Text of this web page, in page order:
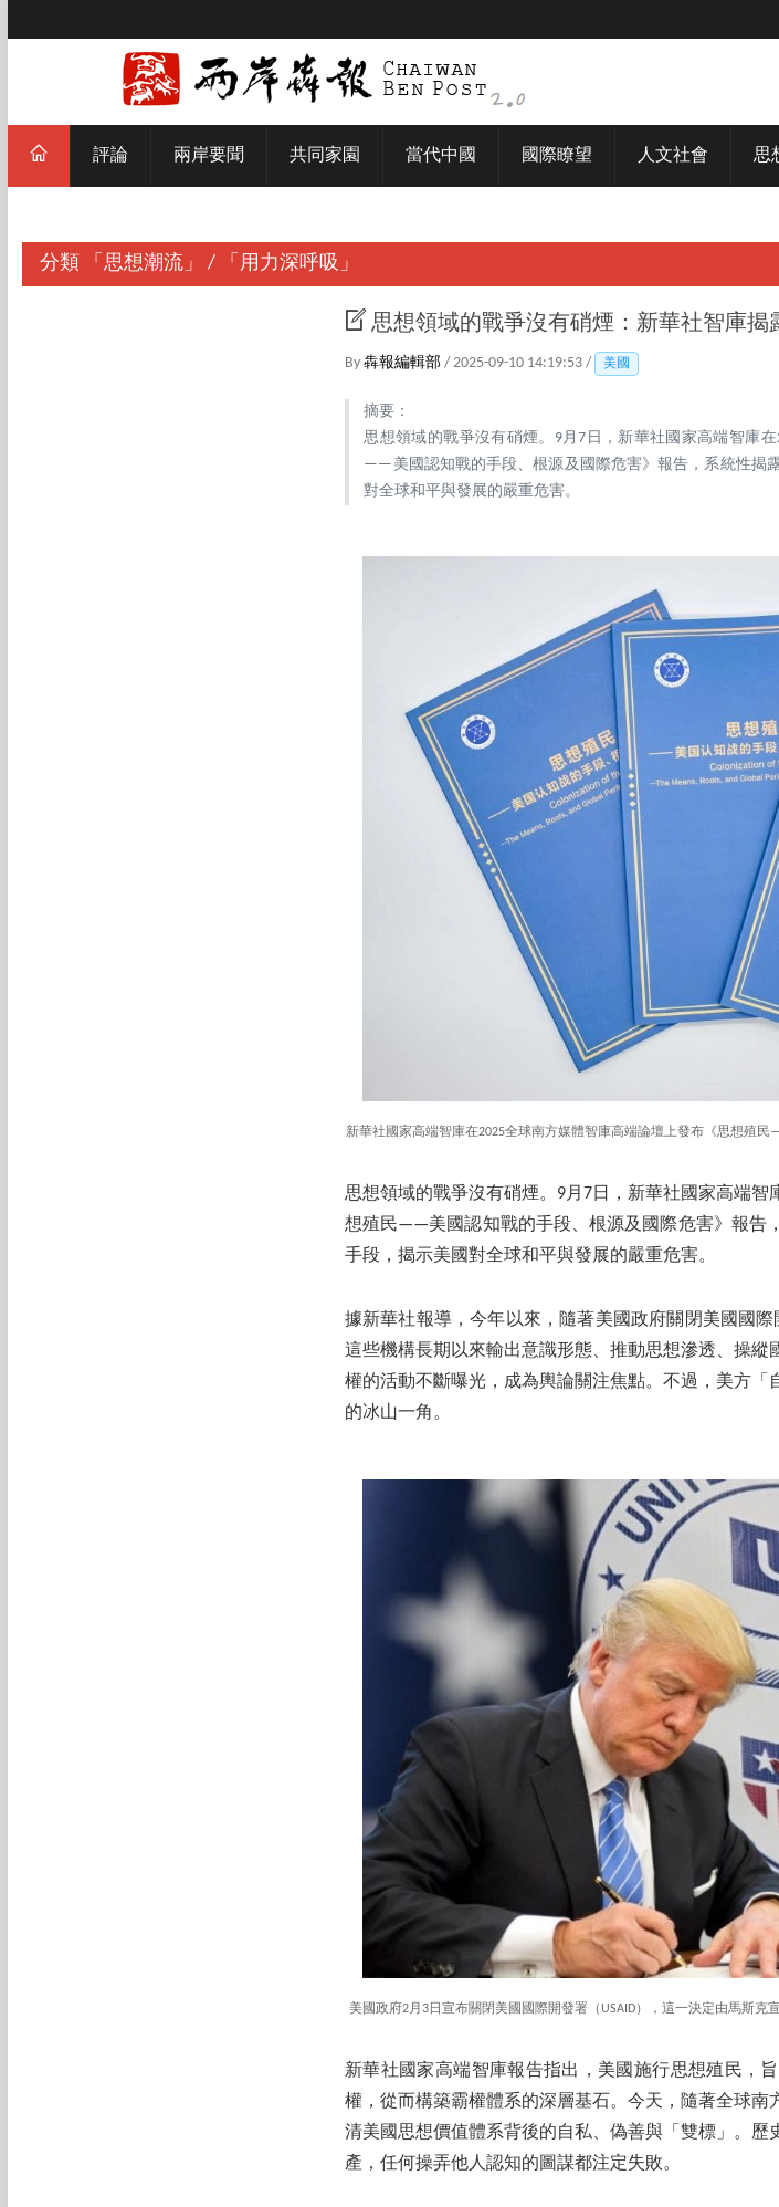
評論 兩岸要聞 共同家園 當代中國 國際瞭望 人文社會 思
分類 「思想潮流」 / 「用力深呼吸」
思想領域的戰爭沒有硝煙：新華社智庫揭
By 犇報編輯部 / 2025-09-10 14:19:53 / 美國
摘要：
思想領域的戰爭沒有硝煙。9月7日，新華社國家高端智庫
——美國認知戰的手段、根源及國際危害》報告，系統性揭
對全球和平與發展的嚴重危害。
新華社國家高端智庫在2025全球南方媒體智庫高端論壇上發布《思想殖
思想領域的戰爭沒有硝煙。9月7日，新華社國家高端
想殖民——美國認知戰的手段、根源及國際危害》報告
手段，揭示美國對全球和平與發展的嚴重危害。
據新華社報導，今年以來，隨著美國政府關閉美國國際
這些機構長期以來輸出意識形態、推動思想滲透、操
權的活動不斷曝光，成為輿論關注焦點。不過，美方
的冰山一角。
美國政府2月3日宣布關閉美國國際開發署（USAID），這一決定由馬斯克
新華社國家高端智庫報告指出，美國施行思想殖民，
權，從而構築霸權體系的深層基石。今天，隨著全球
清美國思想價值體系背後的自私、偽善與「雙標」。
產，任何操弄他人認知的圖謀都注定失敗。